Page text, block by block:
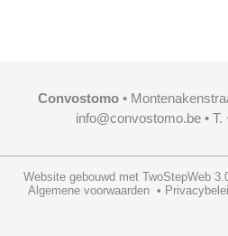
Convostomo•
info@convostomo.be •
Website gebouwd met TwoStepWeb
Algemene voorwaarden •